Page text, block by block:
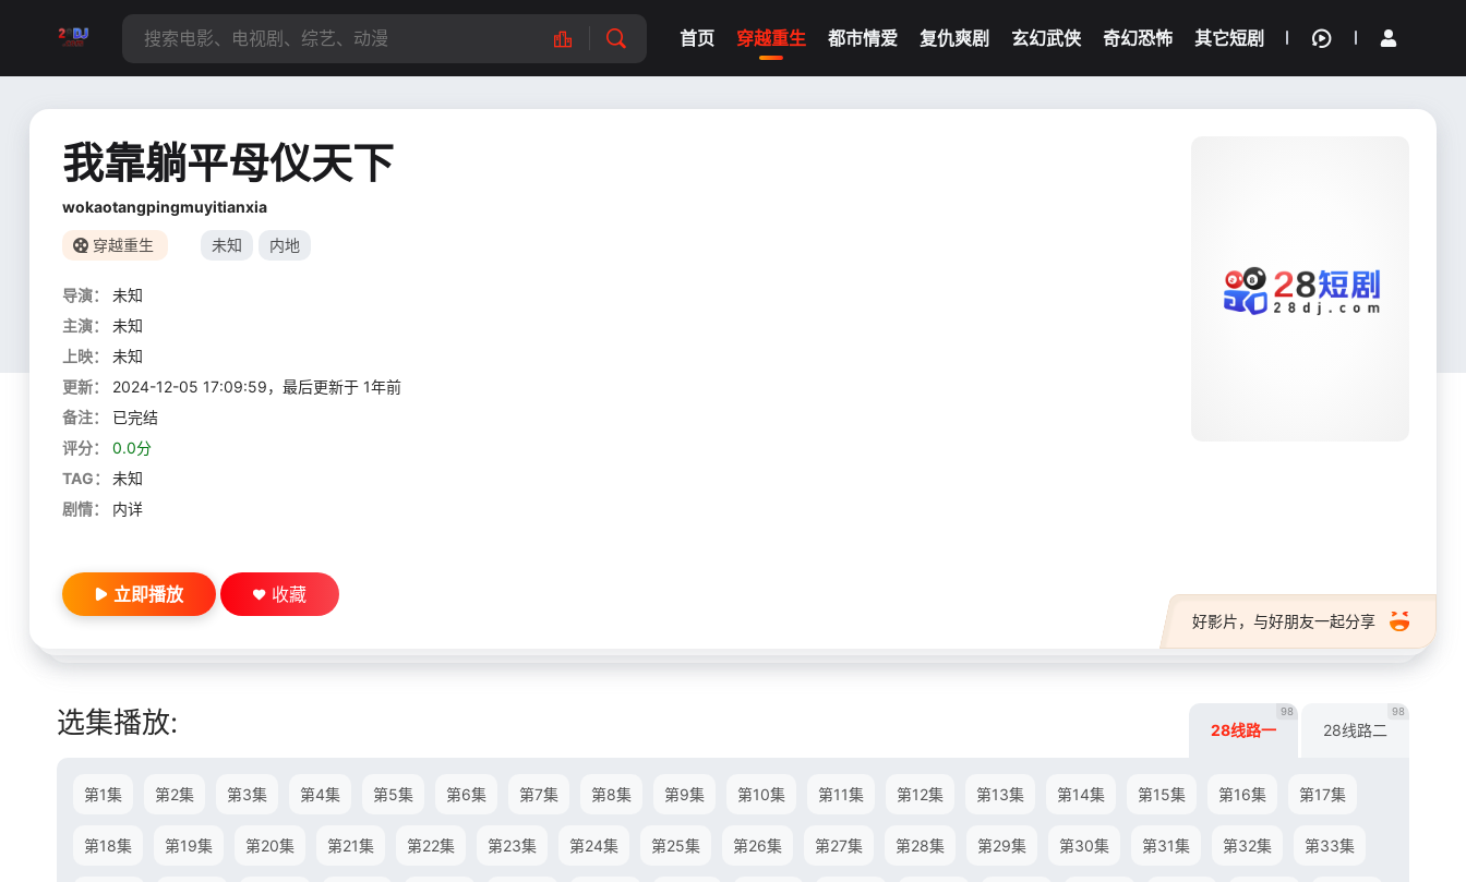
首页 穿越重生 都市情爱 复仇爽剧 玄幻武侠 奇幻恐怖 其它短剧
我的观影记录
我靠躺平母仪天下
wokaotangpingmuyitianxia
穿越重生 未知 内地
导演：
未知
主演：
未知
上映：
未知
更新：
2024-12-05 17:09:59，最后更新于 1年前
备注：
已完结
评分：
0.0分
TAG：
未知
剧情：
内详
好影片，与好朋友一起分享
立即播放 收藏
选集播放: 28线路一
98
28线路二
98
第1集 第2集 第3集 第4集 第5集 第6集 第7集 第8集 第9集 第10集 第11集 第12集 第13集 第14集 第15集 第16集 第17集
第18集 第19集 第20集 第21集 第22集 第23集 第24集 第25集 第26集 第27集 第28集 第29集 第30集 第31集 第32集 第33集